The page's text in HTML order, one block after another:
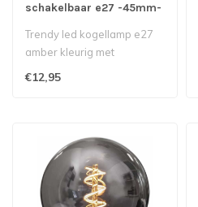
schakelbaar e27 -45mm-
Trendy led kogellamp e27
amber kleurig met
€12,95